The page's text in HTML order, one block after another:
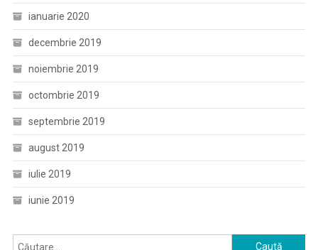
ianuarie 2020
decembrie 2019
noiembrie 2019
octombrie 2019
septembrie 2019
august 2019
iulie 2019
iunie 2019
Caută